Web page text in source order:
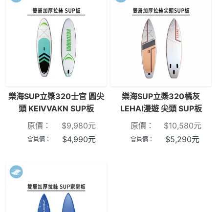
樂海SUP立槳320士官 圓尖
頭 KEIVVAKN SUP板
原價：
$9,980元
會員價： $4,990元
樂海SUP立槳320橘灰
LEHAI漫遊 尖頭 SUP板
原價：
$10,580元
會員價： $5,290元